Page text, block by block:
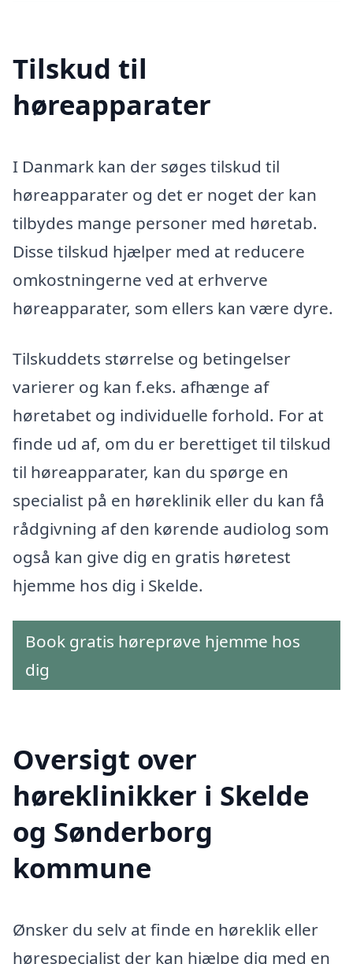
Tilskud til
høreapparater
I Danmark kan der søges tilskud til
høreapparater og det er noget der kan
tilbydes mange personer med høretab.
Disse tilskud hjælper med at reducere
omkostningerne ved at erhverve
høreapparater, som ellers kan være dyre.
Tilskuddets størrelse og betingelser
varierer og kan f.eks. afhænge af
høretabet og individuelle forhold. For at
finde ud af, om du er berettiget til tilskud
til høreapparater, kan du spørge en
specialist på en høreklinik eller du kan få
rådgivning af den kørende audiolog som
også kan give dig en gratis høretest
hjemme hos dig i Skelde.
Book gratis høreprøve hjemme hos
dig
Oversigt over
høreklinikker i Skelde
og Sønderborg
kommune
Ønsker du selv at finde en høreklik eller
hørespecialist der kan hjælpe dig med en